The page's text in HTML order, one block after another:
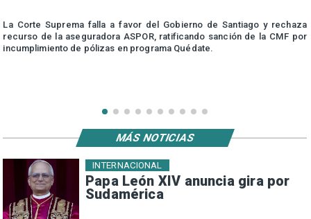
La Corte Suprema falla a favor del Gobierno de Santiago y rechaza
recurso de la aseguradora ASPOR, ratificando sanción de la CMF por
incumplimiento de pólizas en programa Quédate.
Papa León XIV anuncia gira por
Sudamérica
INTERNACIONAL
MÁS NOTICIAS